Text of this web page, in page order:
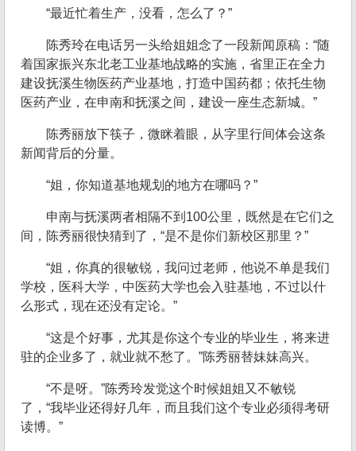
“最近忙着生产，没看，怎么了？”
陈秀玲在电话另一头给姐姐念了一段新闻原稿：“随
着国家振兴东北老工业基地战略的实施，省里正在全力
建设抚溪生物医药产业基地，打造中国药都；依托生物
医药产业，在申南和抚溪之间，建设一座生态新城。”
陈秀丽放下筷子，微眯着眼，从字里行间体会这条
新闻背后的分量。
“姐，你知道基地规划的地方在哪吗？”
申南与抚溪两者相隔不到100公里，既然是在它们之
间，陈秀丽很快猜到了，“是不是你们新校区那里？”
“姐，你真的很敏锐，我问过老师，他说不单是我们
学校，医科大学，中医药大学也会入驻基地，不过以什
么形式，现在还没有定论。”
“这是个好事，尤其是你这个专业的毕业生，将来进
驻的企业多了，就业就不愁了。”陈秀丽替妹妹高兴。
“不是呀。”陈秀玲发觉这个时候姐姐又不敏锐
了，“我毕业还得好几年，而且我们这个专业必须得考研
读博。”